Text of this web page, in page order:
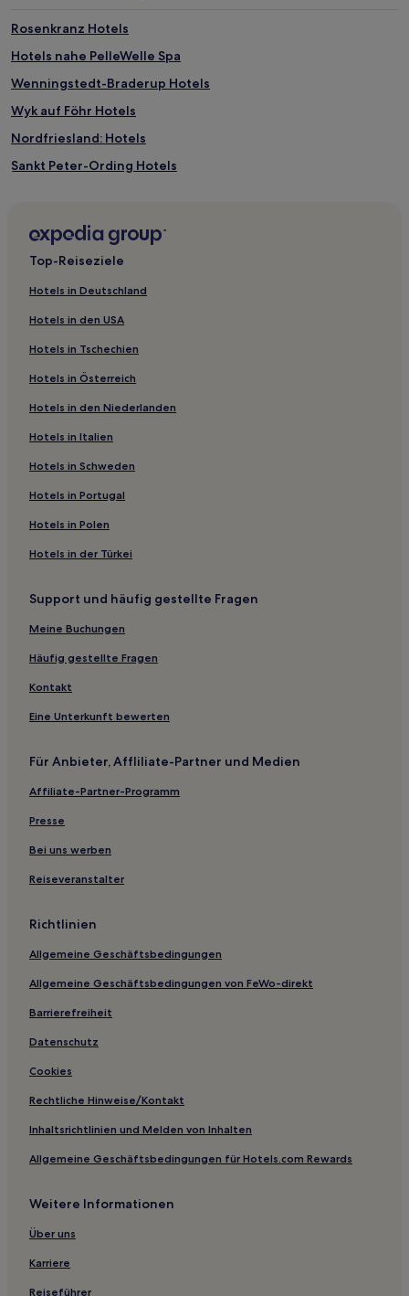
ändern.
Es
können
Bedingungen
gelten.
Rosenkranz Hotels
Hotels nahe PelleWelle Spa
Wenningstedt-Braderup Hotels
Wyk auf Föhr Hotels
Nordfriesland: Hotels
Sankt Peter-Ording Hotels
Finkhaushallig Hotels
Emmelsbüll-Horsbüll Hotels
Hattstedtermarsch Hotels
Lund Hotels
Hotels nahe Weststrand von Hörnum
Norddorf Hotels
Hotels nahe Strand Samoa
Horsbüll Hotels
Olderup Hotels
Nordstrand Hotels
Rödemis Hotels
Husum West Hotels
Hockensbüll Hotels
Husum Hotels
Hotels nahe Strand bei der Sansibar
Hotels nahe Oststrand von Hörnum
Neudorf Hotels
Hotels nahe Golfclub Budersand Sylt
Kampen Hotels
Hotels nahe Halbinsel Ellenbogen
Osterende Hotels
Hotels nahe Jachthafen Pellworm
Meynfeld Hotels
Stadum Hotels
Hotels nahe Messe Husum
Hotels nahe Hörnum Hafen
Fedderswarf Hotels
Mönkebüll Hotels
Rodenäs Hotels
Hotels nahe Leuchtturm von Hörnum
Ferienwohnungen in List
Ferienwohnungen in Sylt-Ost
Ferienwohnungen in Norddorf
Top-Reiseziele
Hotels in Deutschland
Hotels in den USA
Hotels in Tschechien
Hotels in Österreich
Hotels in den Niederlanden
Hotels in Italien
Hotels in Schweden
Hotels in Portugal
Hotels in Polen
Hotels in der Türkei
Support und häufig gestellte Fragen
Meine Buchungen
Häufig gestellte Fragen
Kontakt
Eine Unterkunft bewerten
Für Anbieter, Affliliate-Partner und Medien
Affiliate-Partner-Programm
Presse
Bei uns werben
Reiseveranstalter
Richtlinien
Allgemeine Geschäftsbedingungen
Allgemeine Geschäftsbedingungen von FeWo-direkt
Barrierefreiheit
Datenschutz
Cookies
Rechtliche Hinweise/Kontakt
Inhaltsrichtlinien und Melden von Inhalten
Allgemeine Geschäftsbedingungen für Hotels.com Rewards
Weitere Informationen
Über uns
Karriere
Reiseführer